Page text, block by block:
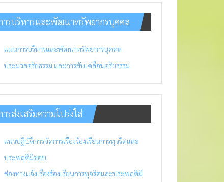
ารบริหารและพัฒนาทรัพยากรบุคคล
แผนการบริหารและพัฒนาทรัพยากรบุคคล
ประมวลจริยธรรม และการขับเคลื่อนจริยธรรม
ารส่งเสริมความโปร่งใส่
แนวปฏิบัติการจัดการเรื่องร้องเรียนการทุจริตและ
ประพฤติมิชอบ
ช่องทางแจ้งเรื่องร้องเรียนการทุจริตและประพฤติมิ